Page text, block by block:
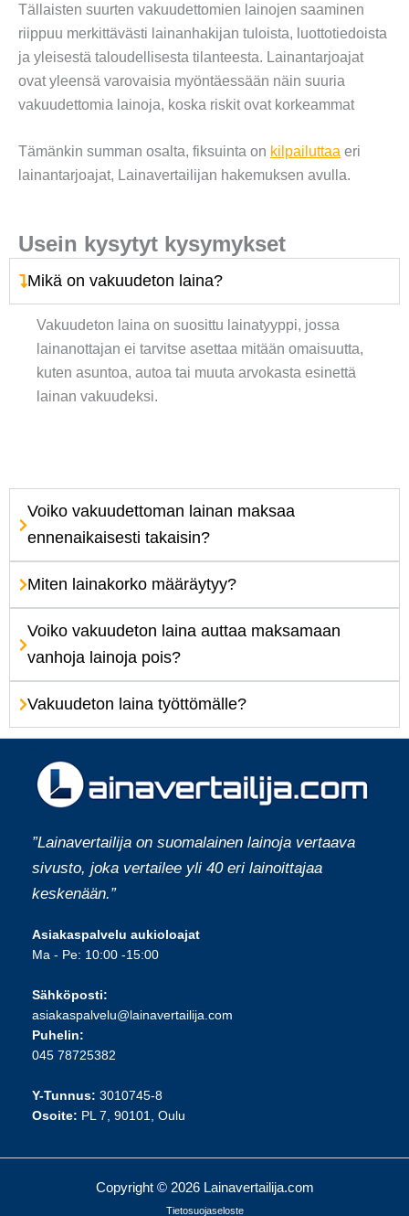
Tällaisten suurten vakuudettomien lainojen saaminen
riippuu merkittävästi lainanhakijan tuloista, luottotiedoista
ja yleisestä taloudellisesta tilanteesta. Lainantarjoajat
ovat yleensä varovaisia myöntäessään näin suuria
vakuudettomia lainoja, koska riskit ovat korkeammat
Tämänkin summan osalta, fiksuinta on kilpailuttaa eri
lainantarjoajat, Lainavertailijan hakemuksen avulla.
Usein kysytyt kysymykset
Mikä on vakuudeton laina?
Vakuudeton laina on suosittu lainatyyppi, jossa
lainanottajan ei tarvitse asettaa mitään omaisuutta,
kuten asuntoa, autoa tai muuta arvokasta esinettä
lainan vakuudeksi.
Voiko vakuudettoman lainan maksaa
ennenaikaisesti takaisin?
Miten lainakorko määräytyy?
Voiko vakuudeton laina auttaa maksamaan
vanhoja lainoja pois?
Vakuudeton laina työttömälle?
”Lainavertailija on suomalainen lainoja vertaava
sivusto, joka vertailee yli 40 eri lainoittajaa
keskenään.”
Asiakaspalvelu aukioloajat
Ma - Pe: 10:00 -15:00
Sähköposti:
asiakaspalvelu@lainavertailija.com
Puhelin:
045 78725382
Y-Tunnus: 3010745-8
Osoite: PL 7, 90101, Oulu
Copyright © 2026 Lainavertailija.com
Tietosuojaseloste